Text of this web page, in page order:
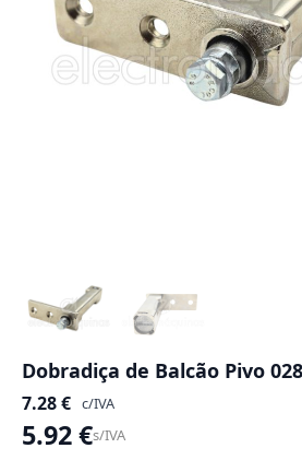
Dobradiça de Balcão Pivo
7.28€ c/IVA
5.92€s/IVA